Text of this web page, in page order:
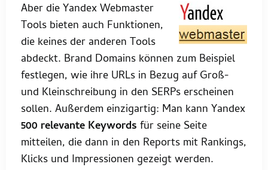
Aber die Yandex Webmaster
Tools bieten auch Funktionen,
die keines der anderen Tools
abdeckt. Brand Domains können zum Beispiel
festlegen, wie ihre URLs in Bezug auf Groß-
und Kleinschreibung in den SERPs erscheinen
sollen. Außerdem einzigartig: Man kann Yandex
500 relevante Keywords für seine Seite
mitteilen, die dann in den Reports mit Rankings,
Klicks und Impressionen gezeigt werden.